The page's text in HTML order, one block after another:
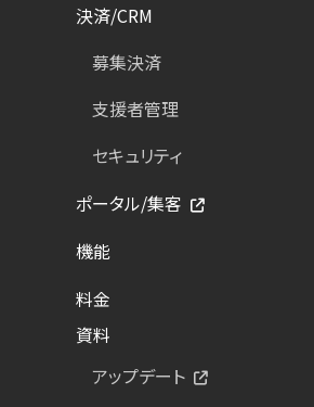
決済/CRM
募集決済
支援者管理
セキュリティ
ポータル/集客
機能
料金
資料
アップデート